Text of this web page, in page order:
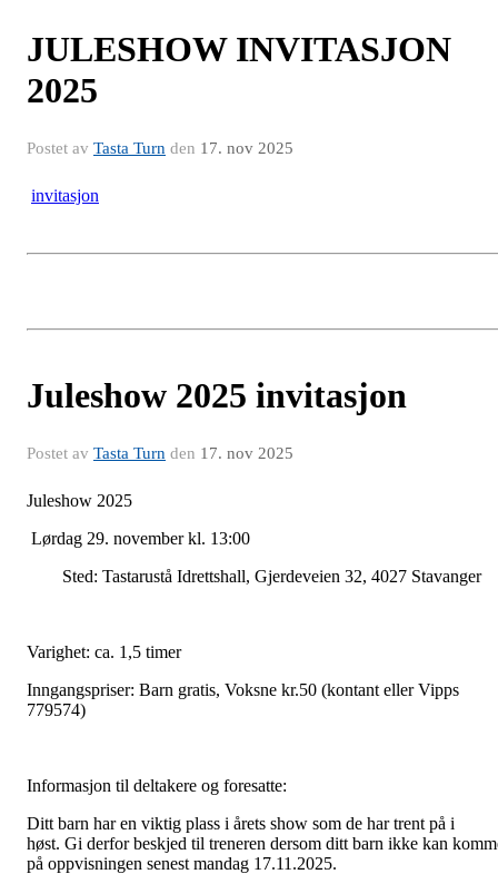
JULESHOW INVITASJON
2025
Postet av Tasta Turn den 17. nov 2025
invitasjon
Juleshow 2025 invitasjon
Postet av Tasta Turn den 17. nov 2025
Juleshow 2025
Lørdag 29. november kl. 13:00
Sted: Tastarustå Idrettshall, Gjerdeveien 32, 4027 Stavanger
Varighet: ca. 1,5 timer
Inngangspriser: Barn gratis, Voksne kr.50 (kontant eller Vipps
779574)
Informasjon til deltakere og foresatte:
Ditt barn har en viktig plass i årets show som de har trent på i
høst. Gi derfor beskjed til treneren dersom ditt barn ikke kan
på oppvisningen senest mandag 17.11.2025.